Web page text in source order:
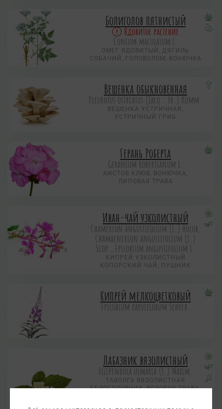
Болиголов пятнистый
Ядовитое растение
Conium maculatum L.
ОМЕГ ЯДОВИТЫЙ, ДЯГИЛЬ
СОБАЧИЙ, ГОЛОВОЛОМ, ВОНЮЧКА
Вешенка обыкновенная
Pleurotus ostreatus (Jacq.: Fr.) Kumm.
ВЕШЕНКА УСТРИЧНАЯ,
УСТРИЧНЫЙ ГРИБ
Герань Роберта
Geranium robertianum L.
АИСТОВ КЛЮВ, ВОНЮЧКА,
ЛИПОВАЯ ТРАВА
Иван-чай узколистный
Chamerion angustifolium (L.) Holub,
Chamaenerion angustifolium (L.)
Scop., Epilobium angustifolium L.
КИПРЕЙ УЗКОЛИСТНЫЙ
КОПОРСКИЙ ЧАЙ, ПУШНИК
Кипрей мелкоцветковый
Epilobium parviflorum Schreb.
Лабазник вязолистный
Filipendula ulmaria (L.) Maxim.
ТАВОЛГА ВЯЗОЛИСТНАЯ
БЕЛОГОЛОВНИК, ВЯЗОВАЯ ТРАВА,